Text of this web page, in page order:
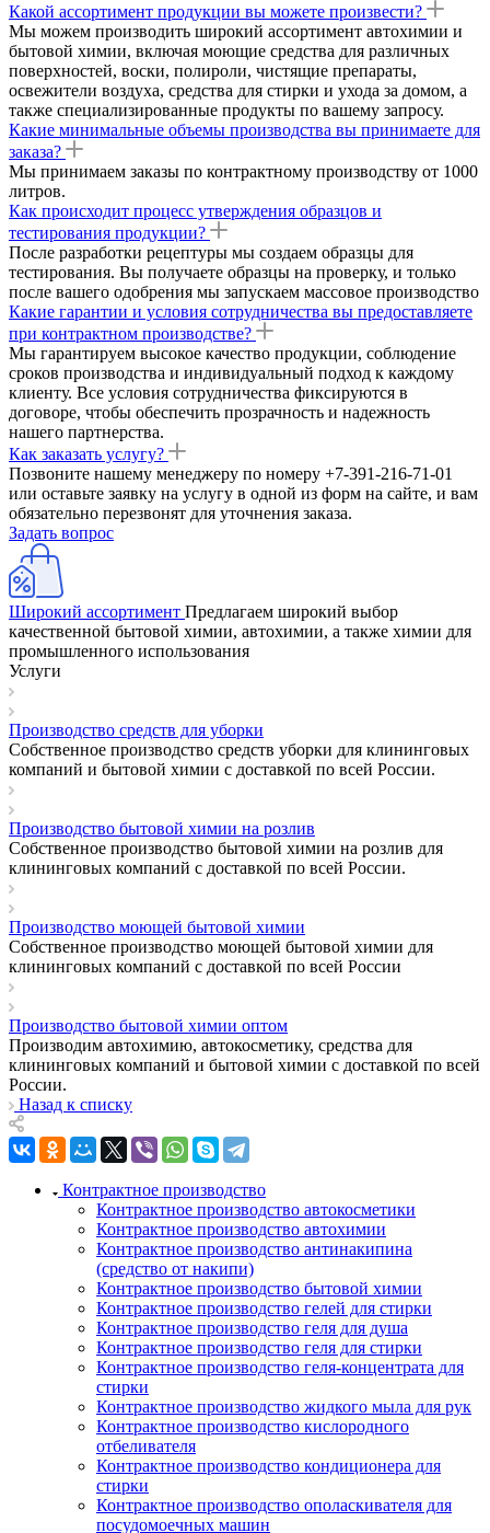
Какой ассортимент продукции вы можете произвести?
Мы можем производить широкий ассортимент автохимии и
бытовой химии, включая моющие средства для различных
поверхностей, воски, полироли, чистящие препараты,
освежители воздуха, средства для стирки и ухода за домом, а
также специализированные продукты по вашему запросу.
Какие минимальные объемы производства вы принимаете для
заказа?
Мы принимаем заказы по контрактному производству от 1000
литров.
Как происходит процесс утверждения образцов и
тестирования продукции?
После разработки рецептуры мы создаем образцы для
тестирования. Вы получаете образцы на проверку, и только
после вашего одобрения мы запускаем массовое производство
Какие гарантии и условия сотрудничества вы предоставляете
при контрактном производстве?
Мы гарантируем высокое качество продукции, соблюдение
сроков производства и индивидуальный подход к каждому
клиенту. Все условия сотрудничества фиксируются в
договоре, чтобы обеспечить прозрачность и надежность
нашего партнерства.
Как заказать услугу?
Позвоните нашему менеджеру по номеру +7-391-216-71-01
или оставьте заявку на услугу в одной из форм на сайте, и вам
обязательно перезвонят для уточнения заказа.
Задать вопрос
Широкий ассортимент Предлагаем широкий выбор
качественной бытовой химии, автохимии, а также химии для
промышленного использования
Услуги
Производство средств для уборки
Собственное производство средств уборки для клининговых
компаний и бытовой химии с доставкой по всей России.
Производство бытовой химии на розлив
Собственное производство бытовой химии на розлив для
клининговых компаний с доставкой по всей России.
Производство моющей бытовой химии
Собственное производство моющей бытовой химии для
клининговых компаний с доставкой по всей России
Производство бытовой химии оптом
Производим автохимию, автокосметику, средства для
клининговых компаний и бытовой химии с доставкой по всей
России.
Назад к списку
Контрактное производство
Контрактное производство автокосметики
Контрактное производство автохимии
Контрактное производство антинакипина
(средство от накипи)
Контрактное производство бытовой химии
Контрактное производство гелей для стирки
Контрактное производство геля для душа
Контрактное производство геля для стирки
Контрактное производство геля-концентрата для
стирки
Контрактное производство жидкого мыла для рук
Контрактное производство кислородного
отбеливателя
Контрактное производство кондиционера для
стирки
Контрактное производство ополаскивателя для
посудомоечных машин